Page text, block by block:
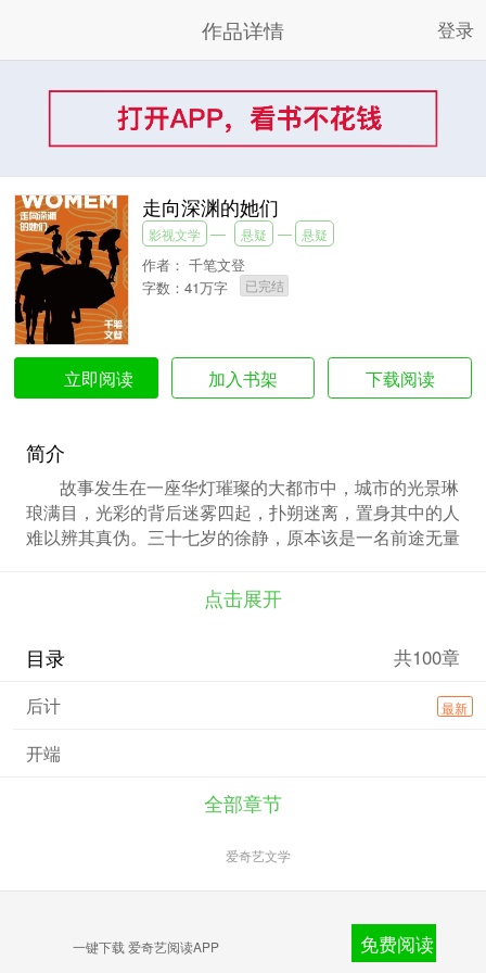
作品详情 登录
走向深渊的她们
影视文学 悬疑 悬疑
作者： 千笔文登
字数：41万字
已完结
立即阅读 加入书架 下载阅读
简介
故事发生在一座华灯璀璨的大都市中，城市的光景琳
琅满目，光彩的背后迷雾四起，扑朔迷离，置身其中的人
难以辨其真伪。三十七岁的徐静，原本该是一名前途无量
接到了一个不寻常的电话，让她原本就如泰山压顶的日子
更是苦不堪言。那通电话告诉徐静要按照指示去完成一项
之后随着听到电话另一端传来女儿菲菲的哭喊声，徐静不
是，在执行任务的博物馆中，她遇到了和自己一样也被胁
拼凑在一起之后，竟造成了目标人物的离奇死亡！另一方
名刑警的注意。这名刑警名叫李胜军，身为正义守护神的
后，妻子将全部的过错都归咎于他且并离他而去。这一切
让他对罪犯充满了无尽的憎恨。但当他逐渐了解同样因为
产生了怜悯之心，并下定决心暗中调查并帮五个女人一同
摧毁这个背后神秘的犯罪组织。
点击展开
目录 共100章
后计 最新
开端
全部章节
一键下载 爱奇艺阅读APP 免费阅读
爱奇艺文学